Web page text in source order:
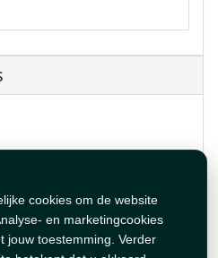
cookies om de website
en marketingcookies
jouw toestemming. Verder